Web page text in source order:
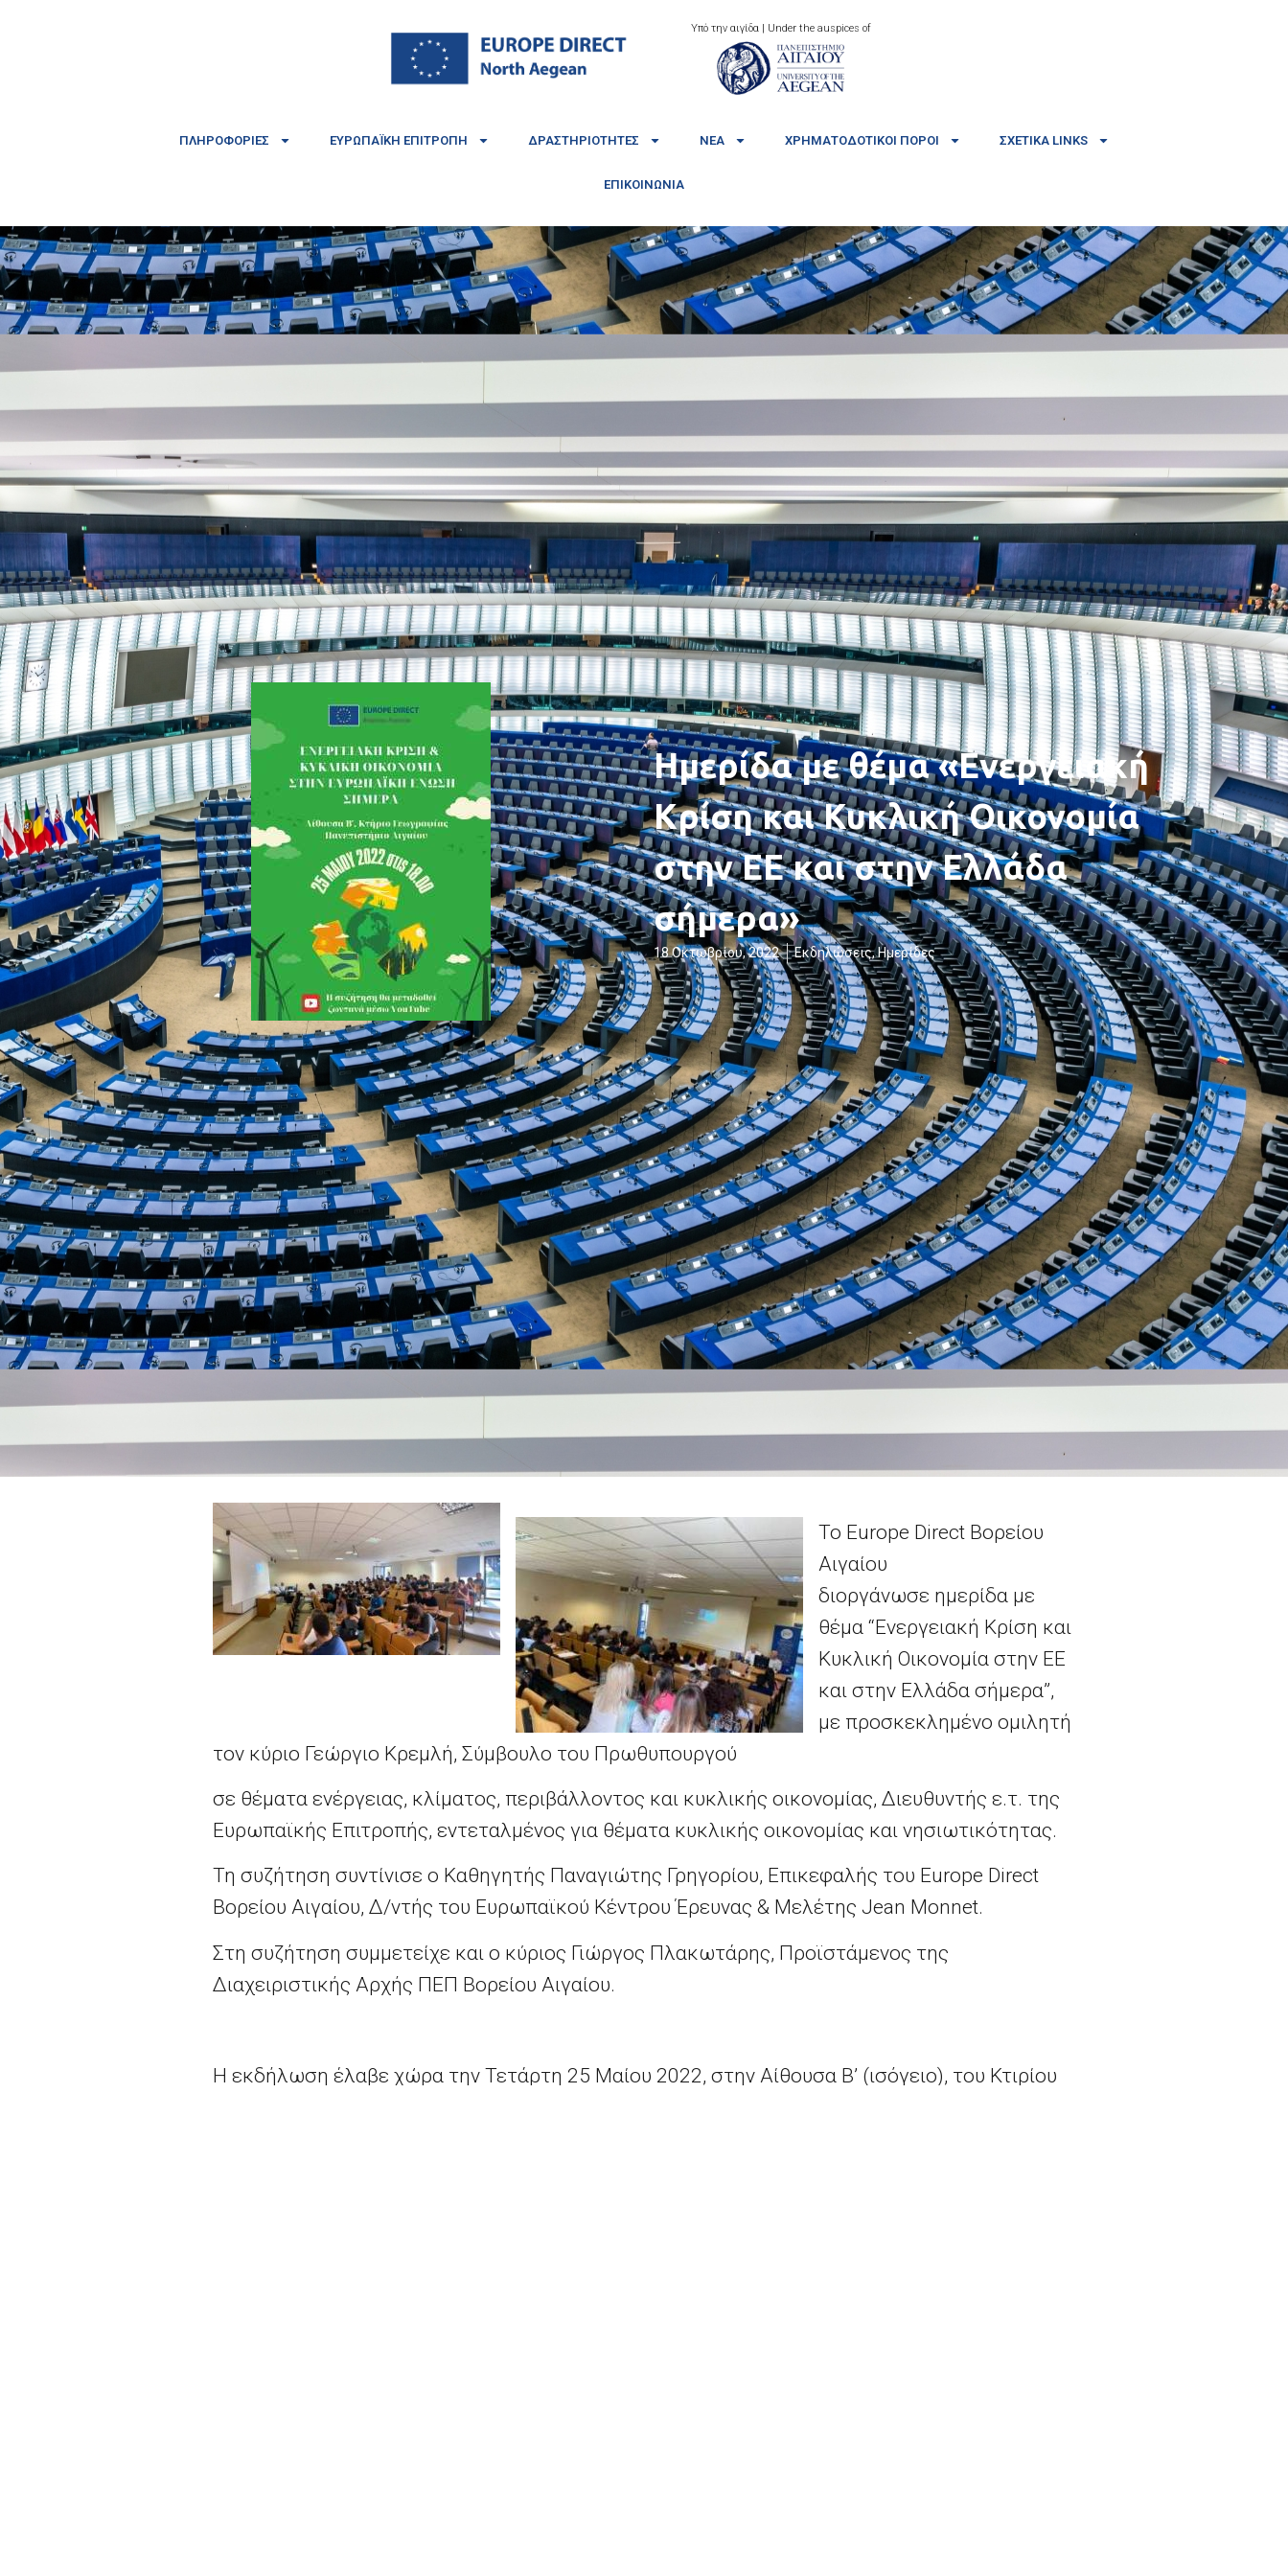
Υπό την αιγίδα | Under the auspices of
ΠΛΗΡΟΦΟΡΊΕΣ ΕΥΡΩΠΑΪΚΉ ΕΠΙΤΡΟΠΉ ΔΡΑΣΤΗΡΙΌΤΗΤΕΣ ΝΈΑ ΧΡΗΜΑΤΟΔΟΤΙΚΟΊ ΠΌΡΟΙ ΣΧΕΤΙΚΆ LINKS
ΕΠΙΚΟΙΝΩΝΊΑ
Ημερίδα με θέμα «Ενεργειακή
Κρίση και Κυκλική Οικονομία
στην ΕΕ και στην Ελλάδα
σήμερα»
18 Οκτωβρίου, 2022 Εκδηλώσεις,Ημερίδες
Το Europe Direct Βορείου
Αιγαίου
διοργάνωσε ημερίδα με
θέμα “Ενεργειακή Κρίση και
Κυκλική Οικονομία στην ΕΕ
και στην Ελλάδα σήμερα”,
με προσκεκλημένο ομιλητή
τον κύριο Γεώργιο Κρεμλή, Σύμβουλο του Πρωθυπουργού
σε θέματα ενέργειας, κλίματος, περιβάλλοντος και κυκλικής οικονομίας, Διευθυντής ε.τ. της
Ευρωπαϊκής Επιτροπής, εντεταλμένος για θέματα κυκλικής οικονομίας και νησιωτικότητας.
Τη συζήτηση συντίνισε ο Καθηγητής Παναγιώτης Γρηγορίου, Επικεφαλής του Europe Direct
Βορείου Αιγαίου, Δ/ντής του Ευρωπαϊκού Kέντρου Έρευνας & Μελέτης Jean Monnet.
Στη συζήτηση συμμετείχε και ο κύριος Γιώργος Πλακωτάρης, Προϊστάμενος της
Διαχειριστικής Αρχής ΠΕΠ Βορείου Αιγαίου.
Η εκδήλωση έλαβε χώρα την Τετάρτη 25 Μαίου 2022, στην Αίθουσα Β’ (ισόγειο), του Κτιρίου